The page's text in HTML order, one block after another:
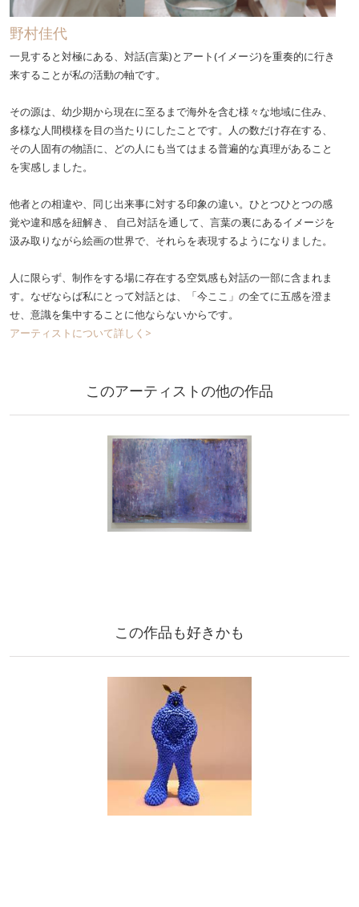
野村佳代
一見すると対極にある、対話(言葉)とアート(イメージ)を重奏的に行き
来することが私の活動の軸です。
その源は、幼少期から現在に至るまで海外を含む様々な地域に住み、
多様な人間模様を目の当たりにしたことです。人の数だけ存在する、
その人固有の物語に、どの人にも当てはまる普遍的な真理があること
を実感しました。
他者との相違や、同じ出来事に対する印象の違い。ひとつひとつの感
覚や違和感を紐解き、 自己対話を通して、言葉の裏にあるイメージを
汲み取りながら絵画の世界で、それらを表現するようになりました。
人に限らず、制作をする場に存在する空気感も対話の一部に含まれま
す。なぜならば私にとって対話とは、「今ここ」の全てに五感を澄ま
せ、意識を集中することに他ならないからです。
アーティストについて詳しく>
このアーティストの他の作品
この作品も好きかも